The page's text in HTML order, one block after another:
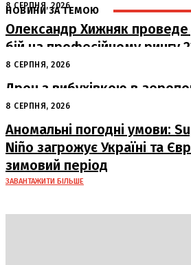
НОВИНИ ЗА ТЕМОЮ
8 СЕРПНЯ, 2026
Олександр Хижняк проведе
бій на професійному рингу
серпня у Львові
8 СЕРПНЯ, 2026
Дрон з вибухівкою в
Лейпцига: США підозрюють
8 СЕРПНЯ, 2026
Аномальні погодні умови:
Niño загрожує Україні та
зимовий період
ЗАВАНТАЖИТИ БІЛЬШЕ